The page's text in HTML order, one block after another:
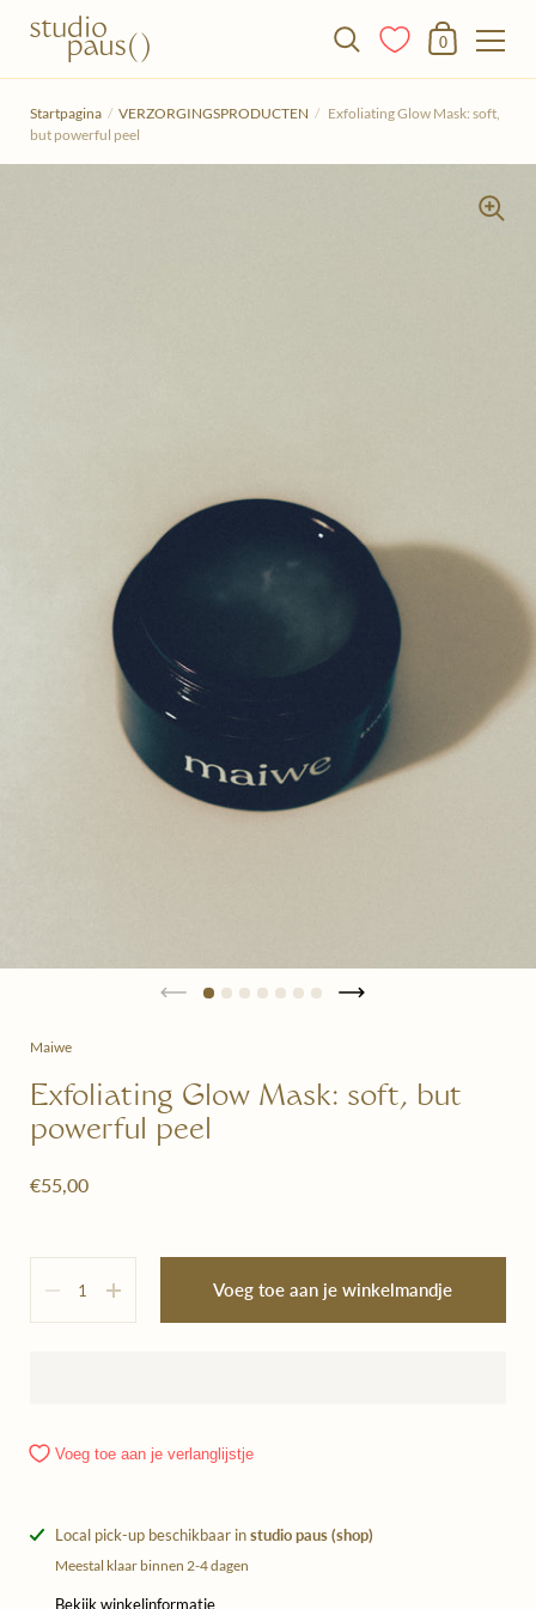
Winkelmandje
0
Startpagina / VERZORGINGSPRODUCTEN / Exfoliating Glow Mask: soft,
but powerful peel
Maiwe
Exfoliating Glow Mask: soft, but
powerful peel
€55,00
Voeg toe aan je winkelmandje
Voeg toe aan je verlanglijstje
Local pick-up beschikbaar instudio paus (shop)
Meestal klaar binnen 2-4 dagen
Bekijk winkelinformatie